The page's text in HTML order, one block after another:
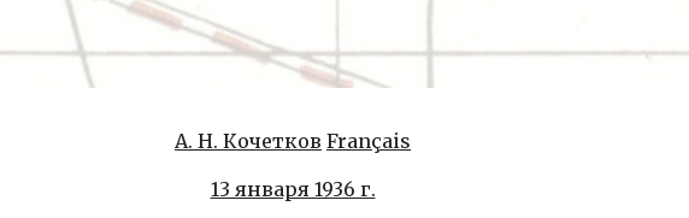
А. Н. Кочетков Français
13 января 1936 г.